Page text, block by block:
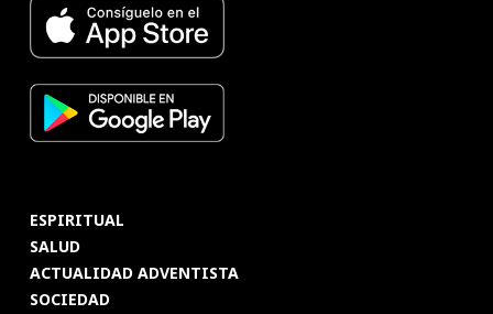
ESPIRITUAL
SALUD
ACTUALIDAD ADVENTISTA
SOCIEDAD